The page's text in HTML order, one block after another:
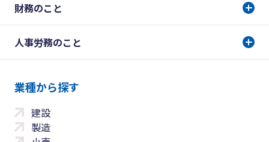
財務のこと
人事労務のこと
業種から探す
建設
製造